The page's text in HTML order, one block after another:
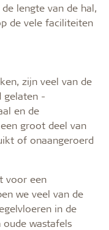
lengte van de hal,
de vele faciliteiten
zijn veel van de
gelaten -
en de
groot deel van
of onaangeroerd
voor een
we veel van de
in de
oude wastafels